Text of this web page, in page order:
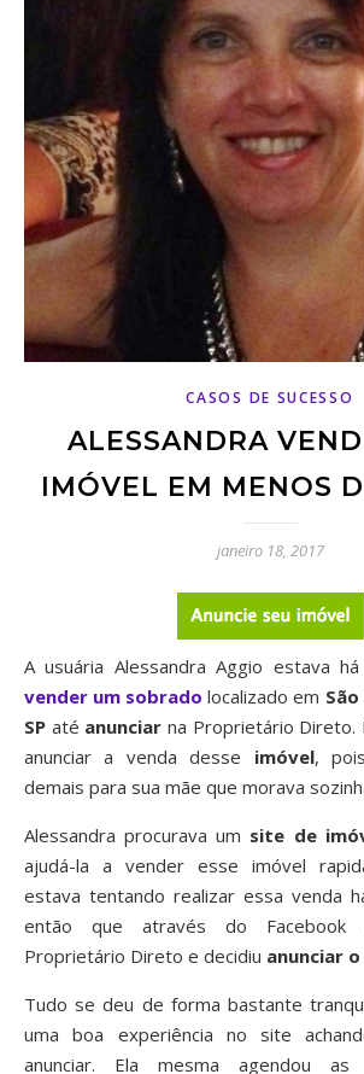
CASOS DE SUCESSO
ALESSANDRA
IMÓVEL EM MENOS
janeiro 18, 2017
A usuária Alessandra Aggio estava
vender um sobrado localizado em
SP até anunciar na Proprietário Direto.
anunciar a venda desse imóvel,
demais para sua mãe que morava
Alessandra procurava um site de
ajudá-la a vender esse imóvel
estava tentando realizar essa venda
então que através do Facebook
Proprietário Direto e decidiu anunciar
Tudo se deu de forma bastante
uma boa experiência no site
anunciar. Ela mesma agendou